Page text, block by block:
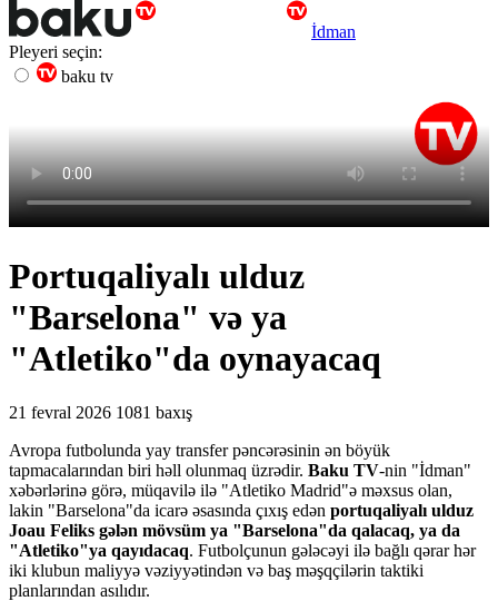
İdman
Pleyeri seçin:
baku tv
Portuqaliyalı ulduz
"Barselona" və ya
"Atletiko"da oynayacaq
21 fevral 2026 1081 baxış
Avropa futbolunda yay transfer pəncərəsinin ən böyük
tapmacalarından biri həll olunmaq üzrədir. Baku TV-nin "İdman"
xəbərlərinə görə, müqavilə ilə "Atletiko Madrid"ə məxsus olan,
lakin "Barselona"da icarə əsasında çıxış edən portuqaliyalı ulduz
Joau Feliks gələn mövsüm ya "Barselona"da qalacaq, ya da
"Atletiko"ya qayıdacaq. Futbolçunun gələcəyi ilə bağlı qərar hər
iki klubun maliyyə vəziyyətindən və baş məşqçilərin taktiki
planlarından asılıdır.